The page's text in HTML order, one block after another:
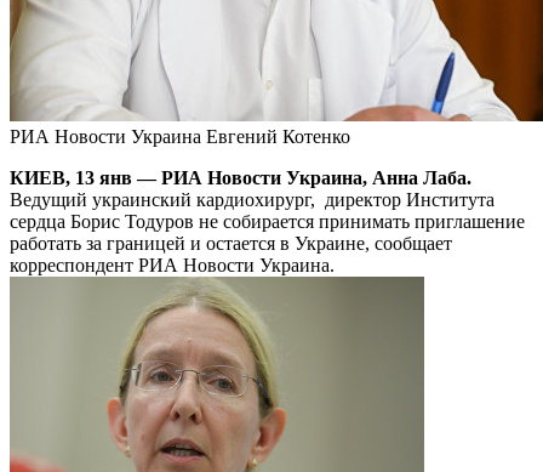
РИА Новости Украина Евгений Котенко
КИЕВ, 13 янв — РИА Новости Украина, Анна Лаба.
Ведущий украинский кардиохирург, директор Института
сердца Борис Тодуров не собирается принимать приглашение
работать за границей и остается в Украине, сообщает
корреспондент РИА Новости Украина.